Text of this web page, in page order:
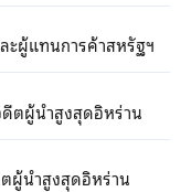
ะผู้แทนการค้าสหรัฐฯ
ตผู้นำสูงสุดอิหร่าน
ตผู้นำสูงสุดอิหร่าน